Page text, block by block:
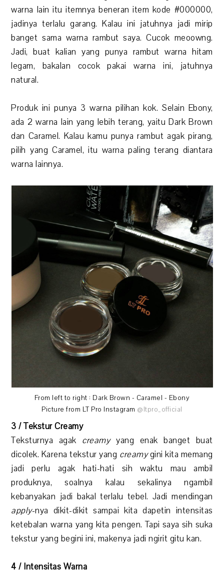
warna lain itu itemnya beneran item kode #000000,
jadinya terlalu garang. Kalau ini jatuhnya jadi mirip
banget sama warna rambut saya. Cucok meoowng.
Jadi, buat kalian yang punya rambut warna hitam
legam, bakalan cocok pakai warna ini, jatuhnya
natural.
Produk ini punya 3 warna pilihan kok. Selain Ebony,
ada 2 warna lain yang lebih terang, yaitu Dark Brown
dan Caramel. Kalau kamu punya rambut agak pirang,
pilih yang Caramel, itu warna paling terang diantara
warna lainnya.
From left to right : Dark Brown - Caramel - Ebony
Picture from LT Pro Instagram @ltpro_official
3 / Tekstur Creamy
Teksturnya agak creamy yang enak banget buat
dicolek. Karena tekstur yang creamygini kita memang
jadi perlu agak hati-hati sih waktu mau ambil
produknya, soalnya kalau sekalinya ngambil
kebanyakan jadi bakal terlalu tebel. Jadi mendingan
apply-nya dikit-dikit sampai kita dapetin intensitas
ketebalan warna yang kita pengen. Tapi saya sih suka
tekstur yang begini ini, makenya jadi ngirit gitu kan.
4 / Intensitas Warna